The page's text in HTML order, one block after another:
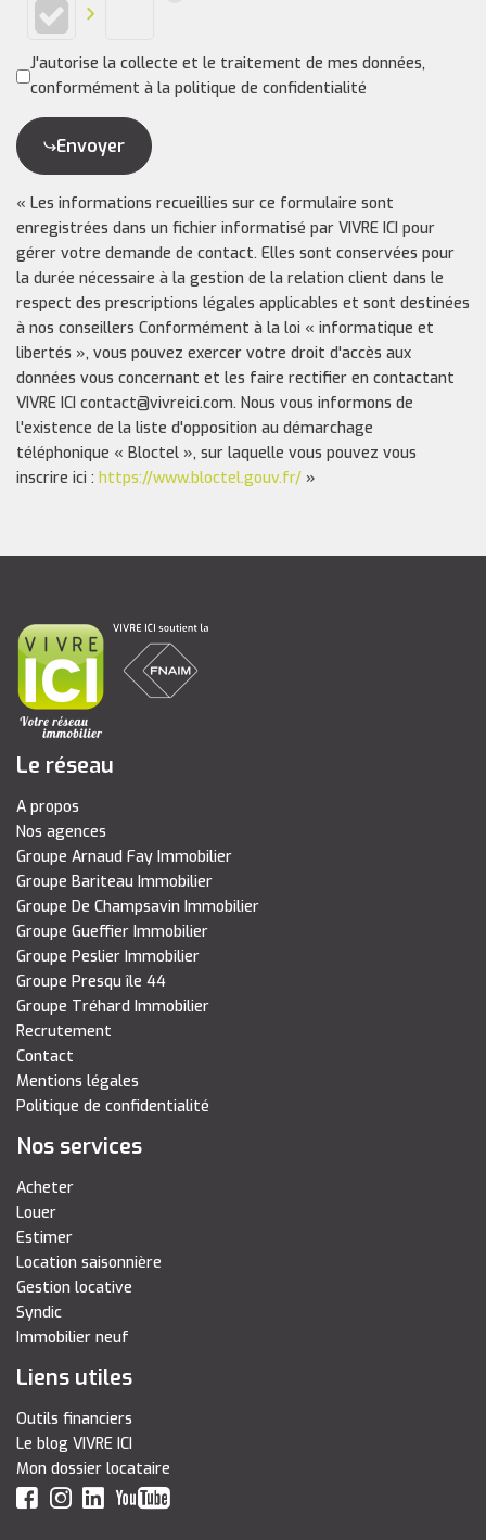
J'autorise la collecte et le traitement de mes données,
conformément à la politique de confidentialité
Envoyer
« Les informations recueillies sur ce formulaire sont
enregistrées dans un fichier informatisé par VIVRE ICI pour
gérer votre demande de contact. Elles sont conservées pour
la durée nécessaire à la gestion de la relation client dans le
respect des prescriptions légales applicables et sont destinées
à nos conseillers Conformément à la loi « informatique et
libertés », vous pouvez exercer votre droit d'accès aux
données vous concernant et les faire rectifier en contactant
VIVRE ICI contact@vivreici.com. Nous vous informons de
l'existence de la liste d'opposition au démarchage
téléphonique « Bloctel », sur laquelle vous pouvez vous
inscrire ici : https://www.bloctel.gouv.fr/ »
Le réseau
A propos
Nos agences
Groupe Arnaud Fay Immobilier
Groupe Bariteau Immobilier
Groupe De Champsavin Immobilier
Groupe Gueffier Immobilier
Groupe Peslier Immobilier
Groupe Presqu île 44
Groupe Tréhard Immobilier
Recrutement
Contact
Mentions légales
Politique de confidentialité
Nos services
Acheter
Louer
Estimer
Location saisonnière
Gestion locative
Syndic
Immobilier neuf
Liens utiles
Outils financiers
Le blog VIVRE ICI
Mon dossier locataire